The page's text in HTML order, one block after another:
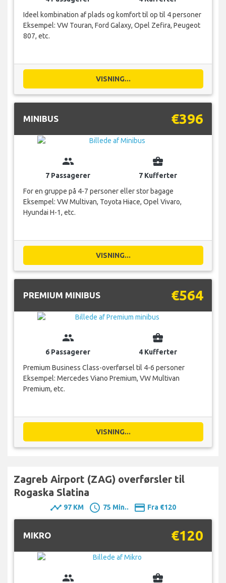
Ideel kombination af plads og komfort til op til 4 personer
Eksempel: VW Touran, Ford Galaxy, Opel Zefira, Peugeot
807, etc.
VISNING...
MINIBUS €396
group
7 Passagerer
business_center
7 Kufferter
For en gruppe på 4-7 personer eller stor bagage
Eksempel: VW Multivan, Toyota Hiace, Opel Vivaro,
Hyundai H-1, etc.
VISNING...
PREMIUM MINIBUS €564
group
6 Passagerer
business_center
4 Kufferter
Premium Business Class-overførsel til 4-6 personer
Eksempel: Mercedes Viano Premium, VW Multivan
Premium, etc.
VISNING...
Zagreb Airport (ZAG) overførsler til
Rogaska Slatina
timeline 97 KM schedule 75 Min.. payment Fra €120
MIKRO €120
group business_center